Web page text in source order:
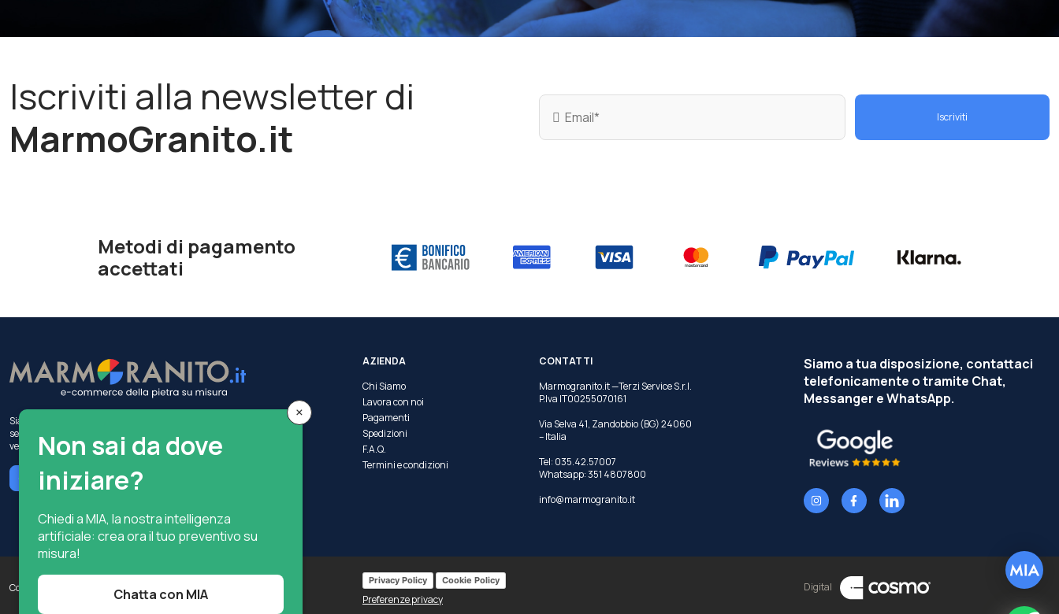
Iscriviti alla newsletter di
MarmoGranito.it
Iscriviti
Metodi di pagamento
accettati
Siamo un'azienda storica di origine italiana che opera nel
settore edilizio da 50 anni, con attività di produzione e
vendita del marmo.
Chatta con MIA
AZIENDA
Chi Siamo
Lavora con noi
Pagamenti
Spedizioni
F.A.Q.
Termini e condizioni
CONTATTI
Marmogranito.it —Terzi Service S.r.l.
P.Iva IT00255070161
Via Selva 41, Zandobbio (BG) 24060
– Italia
Tel: 035.42.57007
Whatsapp:351 4807800
info@marmogranito.it
Siamo a tua disposizione, contattaci
telefonicamente o tramite Chat,
Messanger e WhatsApp.
Copyright © Terzi Service S.r.l. — Tutti i diritti riservati.
Privacy Policy Cookie Policy
Preferenze privacy
Digital
×
Non sai da dove
iniziare?
Chiedi a MIA, la nostra intelligenza
artificiale: crea ora il tuo preventivo su
misura!
Chatta con MIA